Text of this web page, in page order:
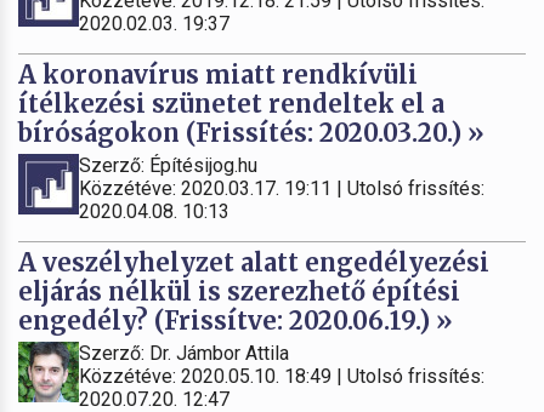
2020.02.03. 19:37
A koronavírus miatt rendkívüli
ítélkezési szünetet rendeltek el a
bíróságokon (Frissítés: 2020.03.20.) »
Szerző: Építésijog.hu
Közzétéve: 2020.03.17. 19:11 | Utolsó frissítés:
2020.04.08. 10:13
A veszélyhelyzet alatt engedélyezési
eljárás nélkül is szerezhető építési
engedély? (Frissítve: 2020.06.19.) »
Szerző: Dr. Jámbor Attila
Közzétéve: 2020.05.10. 18:49 | Utolsó frissítés:
2020.07.20. 12:47